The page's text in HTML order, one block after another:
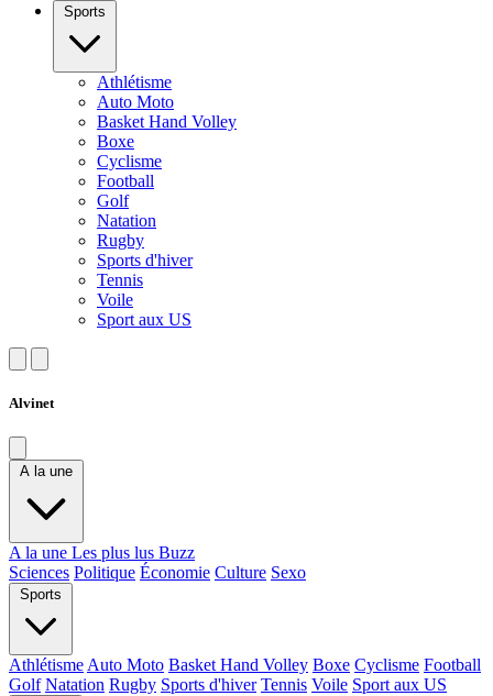
Sports
Athlétisme
Auto Moto
Basket Hand Volley
Boxe
Cyclisme
Football
Golf
Natation
Rugby
Sports d'hiver
Tennis
Voile
Sport aux US
Alvinet
A la une
A la une Les plus lus Buzz
Sciences Politique Économie Culture Sexo
Sports
Athlétisme Auto Moto Basket Hand Volley Boxe Cyclisme Football
Golf Natation Rugby Sports d'hiver Tennis Voile Sport aux US